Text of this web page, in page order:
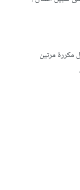
مكررة مرتين